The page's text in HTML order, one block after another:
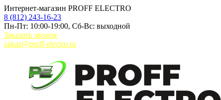
Интернет-магазин PROFF ELECTRO
8 (812) 243-16-23
Пн-Пт: 10:00-19:00, Сб-Вс: выходной
Заказать звонок
zakaz@proff-electro.ru